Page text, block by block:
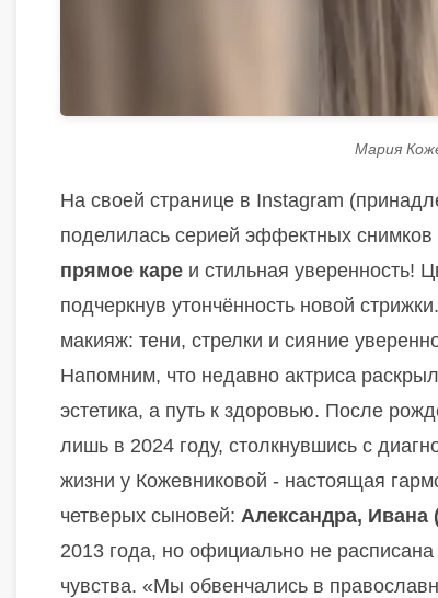
Мария
На своей странице в Instagram
поделилась серией эффектных снимков
прямое каре и стильная уверенность!
подчеркнув утончённость новой
макияж: тени, стрелки и сияние
Напомним, что недавно актриса
эстетика, а путь к здоровью. После
лишь в 2024 году, столкнувшись с
жизни у Кожевниковой - настоящая
четверых сыновей: Александра, Ивана
2013 года, но официально не
чувства. «Мы обвенчались в